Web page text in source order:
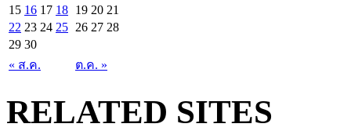
« ส.ค. ต.ค. »
15 16 17 18 19 20 21
22 23 24 25 26 27 28
29 30
RELATED SITES